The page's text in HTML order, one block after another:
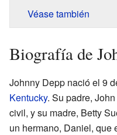
Véase también
Biografía de
Johnny Depp nació el 9
Kentucky. Su padre,
civil, y su madre, Betty
un hermano, Daniel, que